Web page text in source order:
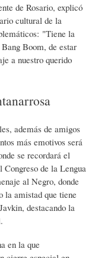
de Rosario, explicó
cultural de la
"Tiene la
Boom, de estar
a nuestro querido
además de amigos
más emotivos será
se recordará el
Congreso de la Lengua
al Negro, donde
la amistad que tiene
destacando la
en la que